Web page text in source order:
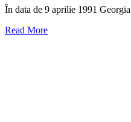
În data de 9 aprilie 1991
Read More